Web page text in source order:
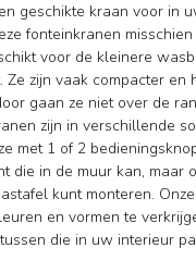
geschikte kraan voor in
fonteinkranen
voor de kleinere
zijn vaak compacter en
gaan ze niet over de
zijn in verschillende
met 1 of 2
die in de muur kan, maar
kunt monteren.
en vormen te
die in uw interieur